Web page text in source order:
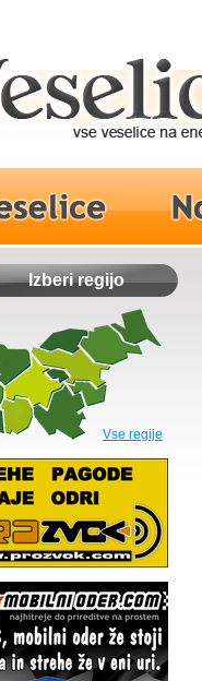
Izberi regijo
Vse regije